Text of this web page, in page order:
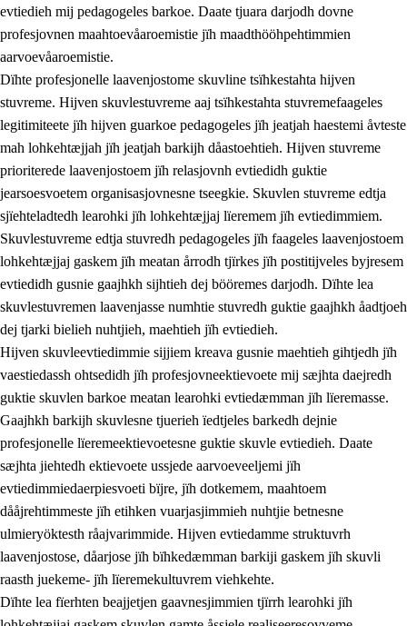
evtiedieh mij pedagogeles barkoe. Daate tjuara darjodh dovne
profesjovnen maahtoevåaroemistie jïh maadthööhpehtimmien
aarvoevåaroemistie.
Dïhte profesjonelle laavenjostome skuvline tsïhkestahta hijven
stuvreme. Hijven skuvlestuvreme aaj tsïhkestahta stuvremefaageles
legitimiteete jïh hijven guarkoe pedagogeles jïh jeatjah haestemi åvteste
mah lohkehtæjjah jïh jeatjah barkijh dåastoehtieh. Hijven stuvreme
prioriterede laavenjostoem jïh relasjovnh evtiedidh guktie
jearsoesvoetem organisasjovnesne tseegkie. Skuvlen stuvreme edtja
sjïehteladtedh learohki jïh lohkehtæjjaj lïeremem jïh evtiedimmiem.
Skuvlestuvreme edtja stuvredh pedagogeles jïh faageles laavenjostoem
lohkehtæjjaj gaskem jïh meatan årrodh tjïrkes jïh postitijveles byjresem
evtiedidh gusnie gaajhkh sijhtieh dej bööremes darjodh. Dïhte lea
skuvlestuvremen laavenjasse numhtie stuvredh guktie gaajhkh åadtjoeh
dej tjarki bielieh nuhtjieh, maehtieh jïh evtiedieh.
Hijven skuvleevtiedimmie sijjiem kreava gusnie maehtieh gihtjedh jïh
vaestiedassh ohtsedidh jïh profesjovneektievoete mij sæjhta daejredh
guktie skuvlen barkoe meatan learohki evtiedæmman jïh lïeremasse.
Gaajhkh barkijh skuvlesne tjuerieh ïedtjeles barkedh dejnie
profesjonelle lïeremeektievoetesne guktie skuvle evtiedieh. Daate
sæjhta jiehtedh ektievoete ussjede aarvoeveeljemi jïh
evtiedimmiedaerpiesvoeti bïjre, jïh dotkemem, maahtoem
dååjrehtimmeste jïh etihken vuarjasjimmieh nuhtjie betnesne
ulmieryöktesth råajvarimmide. Hijven evtiedamme struktuvrh
laavenjostose, dåarjose jïh bïhkedæmman barkiji gaskem jïh skuvli
raasth juekeme- jïh lïeremekultuvrem viehkehte.
Dïhte lea fïerhten beajjetjen gaavnesjimmien tjïrrh learohki jïh